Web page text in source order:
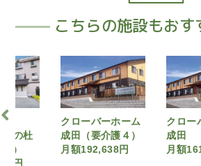
こちらの施設もおす
ーホーム
介護４）
円
クローバーホーム
成田
月額161,700円
森田
月額